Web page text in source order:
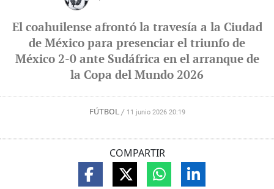
El coahuilense afrontó la travesía a la Ciudad
de México para presenciar el triunfo de
México 2-0 ante Sudáfrica en el arranque de
la Copa del Mundo 2026
FÚTBOL / 11 junio 2026 20:19
COMPARTIR